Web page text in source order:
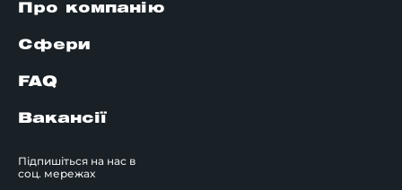
Про компанію
Сфери
FAQ
Вакансії
Підпишіться на нас в
соц. мережах